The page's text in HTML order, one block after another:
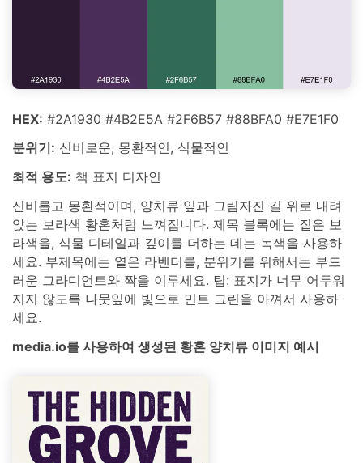
HEX: #2A1930 #4B2E5A #2F6B57 #88BFA0 #E7E1F0
분위기: 신비로운, 몽환적인, 식물적인
최적 용도: 책 표지 디자인
신비롭고 몽환적이며, 양치류 잎과 그림자진 길 위로 내려
앉는 보라색 황혼처럼 느껴집니다. 제목 블록에는 짙은 보
라색을, 식물 디테일과 깊이를 더하는 데는 녹색을 사용하
세요. 부제목에는 옅은 라벤더를, 분위기를 위해서는 부드
러운 그라디언트와 짝을 이루세요. 팁: 표지가 너무 어두워
지지 않도록 나뭇잎에 빛으로 민트 그린을 아껴서 사용하
세요.
media.io를 사용하여 생성된 황혼 양치류 이미지 예시